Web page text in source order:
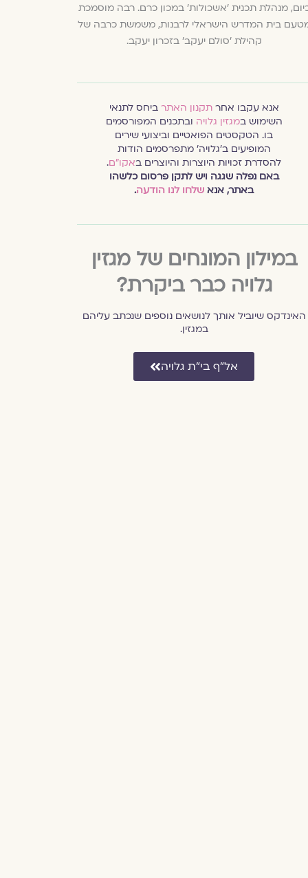
מנהלת תכנית ׳אשכולות׳ במכון כרם. רבה מוסמכת
בית המדרש הישראלי לרבנות, משמשת כרבה של
קהילת 'סולם יעקב' בזכרון יעקב.
אנא עקבו אחרתקנון האתר ביחס לתנאי
השימוש במגזין גלויה ובתכנים המפורסמים
בו. הטקסטים הפואטיים וביצועי שירים
המופיעים ב׳גלויה׳ מתפרסמים הודות
להסדרת זכויות היוצרות והיוצרים באקו״ם.
באם נפלה שגגה ויש לתקן פרסום כלשהו
באתר, אנא שלחו לנו הודעה.
במילון המונחים של מגזין
גלויה כבר ביקרת?
האינדקס שיוביל אותך לנושאים נוספים שנכתב עליהם
במגזין.
אל״ף בי״ת גלויה